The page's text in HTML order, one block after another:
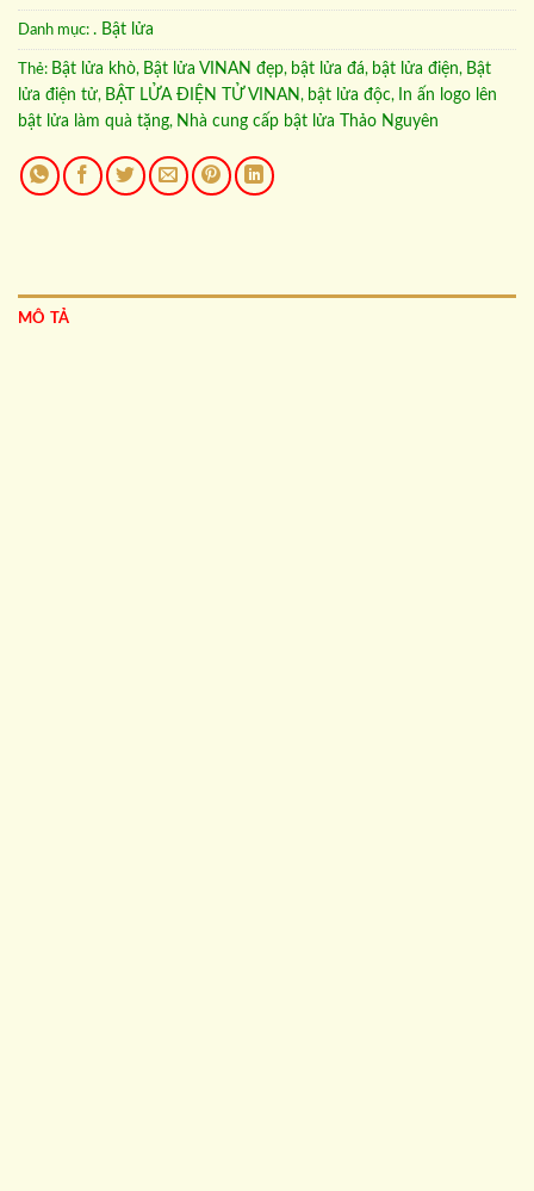
Danh mục: . Bật lửa
Thẻ: Bật lửa khò, Bật lửa VINAN đẹp, bật lửa đá, bật lửa điện, Bật
lửa điện tử, BẬT LỬA ĐIỆN TỬ VINAN, bật lửa độc,
In ấn logo lên
bật lửa làm quà tặng, Nhà cung cấp bật lửa Thảo Nguyên
MÔ TẢ